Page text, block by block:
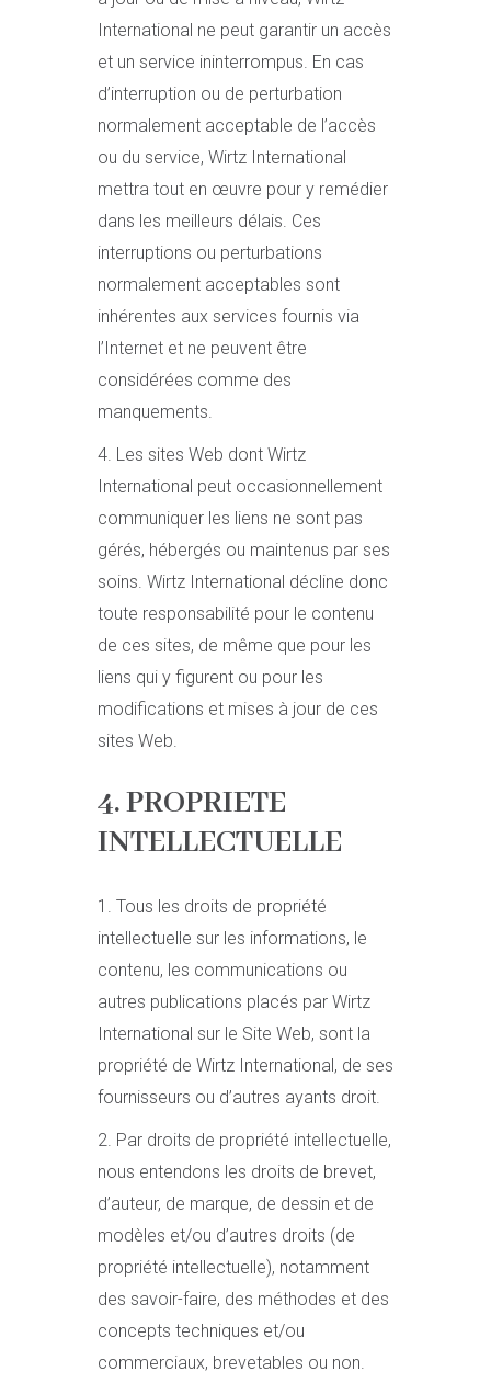
International ne peut garantir un accès
et un service ininterrompus. En cas
d’interruption ou de perturbation
normalement acceptable de l’accès
ou du service, Wirtz International
mettra tout en œuvre pour y remédier
dans les meilleurs délais. Ces
interruptions ou perturbations
normalement acceptables sont
inhérentes aux services fournis via
l’Internet et ne peuvent être
considérées comme des
manquements.
4. Les sites Web dont Wirtz
International peut occasionnellement
communiquer les liens ne sont pas
gérés, hébergés ou maintenus par ses
soins. Wirtz International décline donc
toute responsabilité pour le contenu
de ces sites, de même que pour les
liens qui y figurent ou pour les
modifications et mises à jour de ces
sites Web.
4. PROPRIETE
INTELLECTUELLE
1. Tous les droits de propriété
intellectuelle sur les informations, le
contenu, les communications ou
autres publications placés par Wirtz
International sur le Site Web, sont la
propriété de Wirtz International, de ses
fournisseurs ou d’autres ayants droit.
2. Par droits de propriété intellectuelle,
nous entendons les droits de brevet,
d’auteur, de marque, de dessin et de
modèles et/ou d’autres droits (de
propriété intellectuelle), notamment
des savoir-faire, des méthodes et des
concepts techniques et/ou
commerciaux, brevetables ou non.